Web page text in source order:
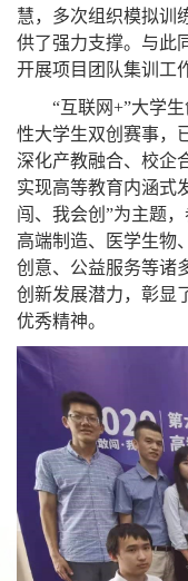
慧，多次组织模拟训
供了强力支撑。与此
开展项目团队集训工
“互联网+”大学
性大学生双创赛事，
深化产教融合、校企
实现高等教育内涵式
闯、我会创”为主题
高端制造、医学生物
创意、公益服务等诸
创新发展潜力，彰显
优秀精神。